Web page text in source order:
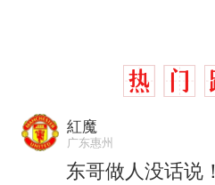
紅魔
广东惠州
东哥做人没话说！